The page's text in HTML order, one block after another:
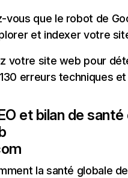
vous que le robot de
et indexer votre
votre site web pour
erreurs techniques et
et bilan de santé
la santé globale